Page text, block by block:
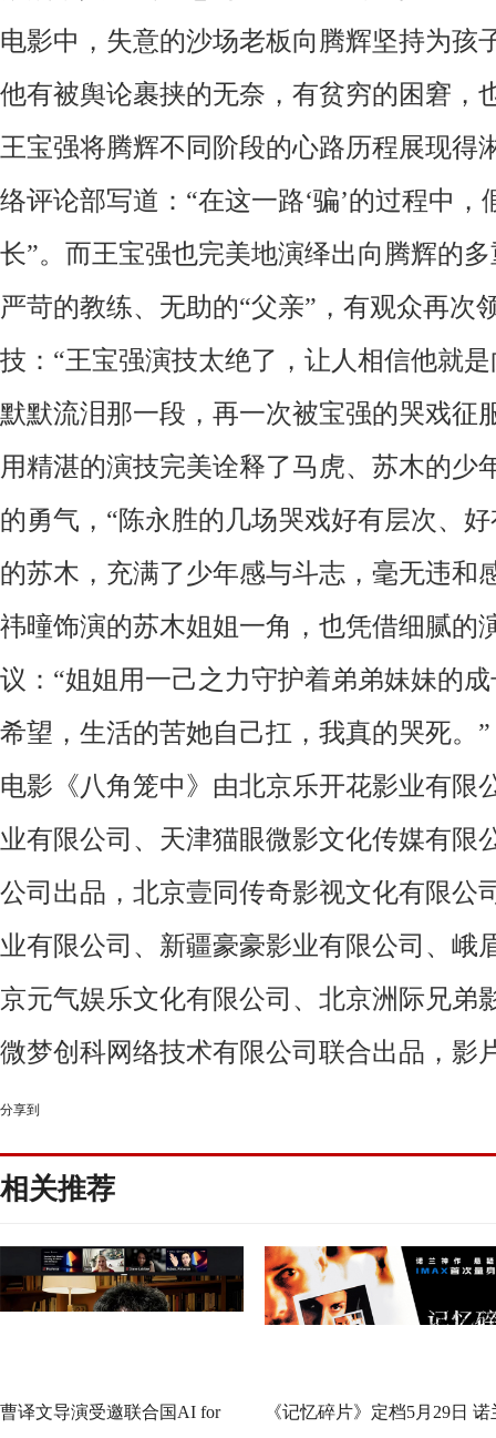
电影中，失意的沙场老板向腾辉坚持为孩
他有被舆论裹挟的无奈，有贫穷的困窘，
王宝强将腾辉不同阶段的心路历程展现得
络评论部写道：“在这一路‘骗’的过程中
长”。而王宝强也完美地演绎出向腾辉的
严苛的教练、无助的“父亲”，有观众再次
技：“王宝强演技太绝了，让人相信他就
默默流泪那一段，再一次被宝强的哭戏征
用精湛的演技完美诠释了马虎、苏木的少
的勇气，“陈永胜的几场哭戏好有层次、
的苏木，充满了少年感与斗志，毫无违和
祎曈饰演的苏木姐姐一角，也凭借细腻的
议：“姐姐用一己之力守护着弟弟妹妹的
希望，生活的苦她自己扛，我真的哭死。”
电影《八角笼中》由北京乐开花影业有限
业有限公司、天津猫眼微影文化传媒有限
公司出品，北京壹同传奇影视文化有限公
业有限公司、新疆豪豪影业有限公司、峨
京元气娱乐文化有限公司、北京洲际兄弟
微梦创科网络技术有限公司联合出品，影
分享到
相关推荐
曹译文导演受邀联合国AI for 《记忆碎片》定档5月29日 诺